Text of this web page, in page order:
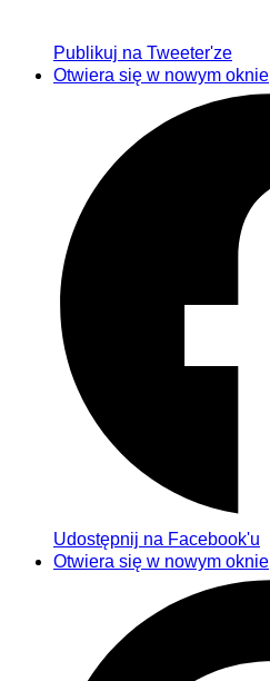
Publikuj na Tweeter'ze
Otwiera się w nowym oknie
Udostępnij na Facebook'u
Otwiera się w nowym oknie